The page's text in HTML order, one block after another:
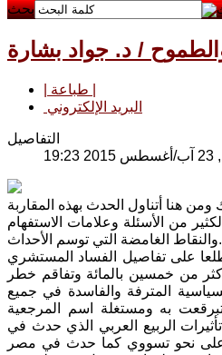
بحث
/ د. جواد بشارة
البريد الإلكتروني
التفاصيل
من الأسئلة وعلامات الاستفهام
والنقاط الغامضة التي توسم الأحداث.
على تفاصيل الفساد المستشري
من خمسين بالمائة وتفاقم خطر
المترفة والفاسدة في جميع
به ومستغلة اسم المرجعية
الربيع العربي الذي حدث في
أو على نحو تسووي كما حدث في مصر